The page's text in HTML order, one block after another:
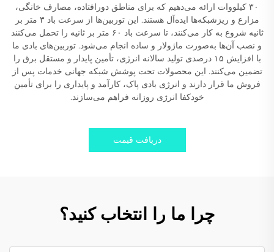
۳۰ کیلووات ارائه می‌دهیم که برای مناطق دورافتاده، مصارف خانگی،
مزارع و ریزشبکه‌ها ایده‌آل هستند. این توربین‌ها از سرعت باد ۳ متر بر
ثانیه شروع به کار می‌کنند، تا سرعت باد ۶۰ متر بر ثانیه را تحمل می‌کنند
و نصب آن‌ها به‌صورت ماژولار و ساده انجام می‌شود. توربین‌های بادی ما
با افزایش ۱۵ درصدی تولید سالانه انرژی، تأمین پایدار و مستقل برق را
تضمین می‌کنند. این محصولات تحت پوشش شبکه جهانی خدمات پس از
فروش ما قرار دارند و انرژی بادی پاک، کارآمد و پایداری را برای تأمین
خودکفا انرژی روزانه فراهم می‌سازند.
دریافت قیمت
چرا ما را انتخاب کنید؟